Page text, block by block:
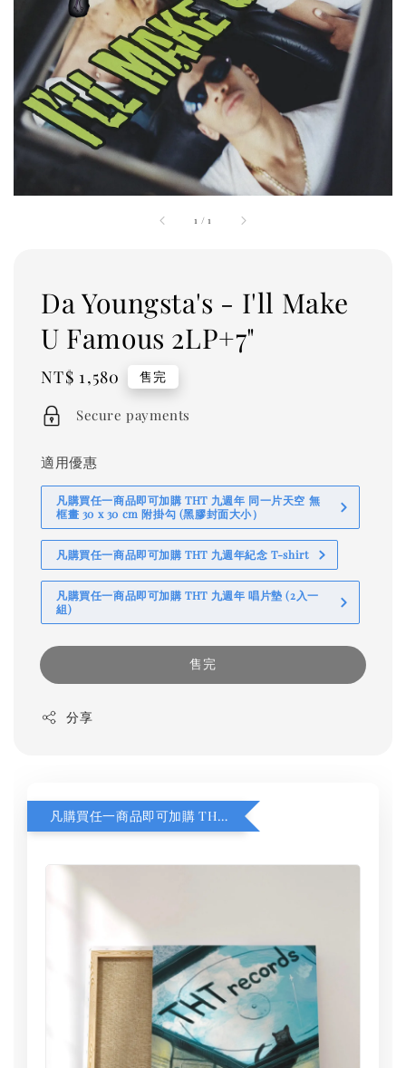
1 /1
Da Youngsta's - I'll Make
U Famous 2LP+7"
Regular
price
NT$ 1,580 售完
Secure payments
適用優惠
凡購買任一商品即可加購 THT 九週年 同一片天空 無
框畫 30 x 30 cm 附掛勾 (黑膠封面大小）
凡購買任一商品即可加購 THT 九週年紀念 T-shirt
凡購買任一商品即可加購 THT 九週年 唱片墊 (2入一
組)
售完
分享
凡購買任一商品即可加購 THT 九週年 同一片天空 無框畫 30 x 30 cm 附掛勾 (黑膠封面大小）